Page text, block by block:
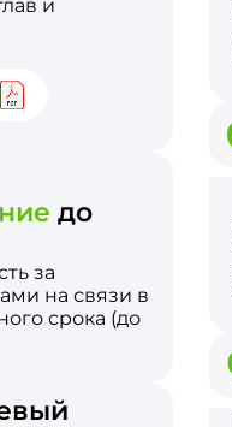
и
до
за
на связи в
срока (до